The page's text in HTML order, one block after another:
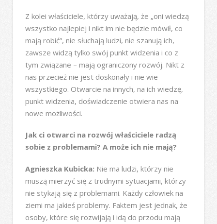
Z kolei właściciele, którzy uważają, że „oni wiedzą
wszystko najlepiej i nikt im nie będzie mówił, co
mają robić”, nie słuchają ludzi, nie szanują ich,
zawsze widzą tylko swój punkt widzenia i co z
tym związane – mają ograniczony rozwój. Nikt z
nas przecież nie jest doskonały i nie wie
wszystkiego. Otwarcie na innych, na ich wiedzę,
punkt widzenia, doświadczenie otwiera nas na
nowe możliwości.
Jak ci otwarci na rozwój właściciele radzą
sobie z problemami? A może ich nie mają?
Agnieszka Kubicka: Nie ma ludzi, którzy nie
muszą mierzyć się z trudnymi sytuacjami, którzy
nie stykają się z problemami. Każdy człowiek na
ziemi ma jakieś problemy. Faktem jest jednak, że
osoby, które się rozwijają i idą do przodu mają